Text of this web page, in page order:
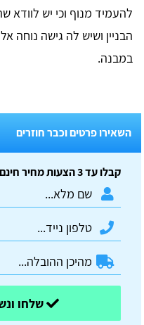
להעמיד מנוף וכי יש
הבניין ושיש לה גישה
במבנה.
השאירו פרטים וכבר חוזרים
קבלו עד 3 הצעות מחיר חינם וללא התחייבות: